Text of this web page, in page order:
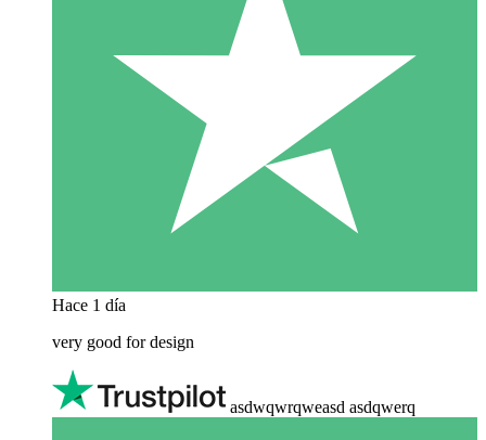
Hace 1 día
very good for design
asdwqwrqweasd asdqwerq